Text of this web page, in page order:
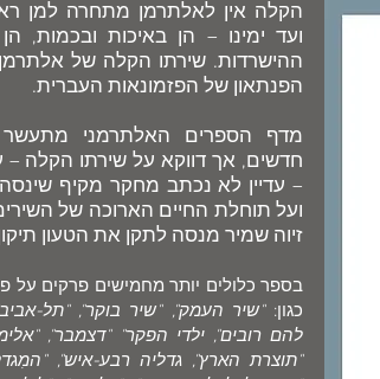
הקלה אין לאלתרמן מתחרה למן
ועד ימינו – הן באיכות ובכמות,
ההישרדות. שירתו הקלה של
הפנתאון של הפזמונאות העברית.
מדף הספרים האלתרמני מתעשר
חדשים, אך דווקא על שירתו הקלה –
– עדיין לא נכתב מחקר מקיף
ועל תוחלת החיים הארוכה של
זיוה שמיר מנסה לתקן את הטעון
בספר כלולים יותר מחמישים פרקים על
כגון:"שיר העמק", "שיר בוקר", "תל-
להם רובים", ילדי הפקר" "דצמבר",
"תוצרת הארץ", גדליה רבע-איש",